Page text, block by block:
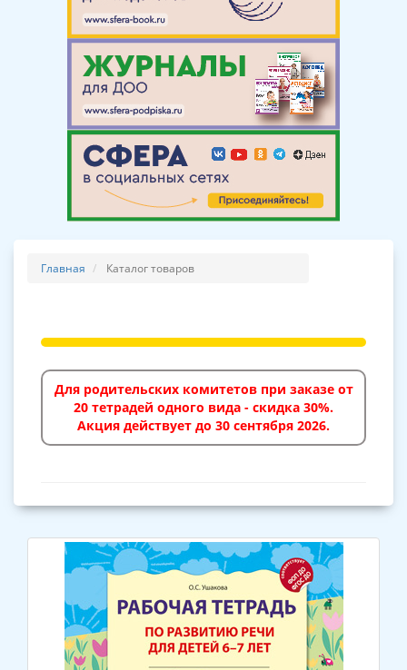
Главная Каталог товаров
Для родительских комитетов при заказе от
20 тетрадей одного вида - скидка 30%.
Акция действует до 30 сентября 2026.